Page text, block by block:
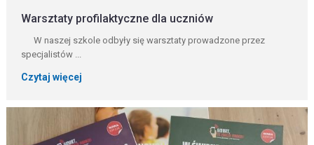
Warsztaty profilaktyczne dla uczniów
W naszej szkole odbyły się warsztaty prowadzone przez
specjalistów ...
Czytaj więcej